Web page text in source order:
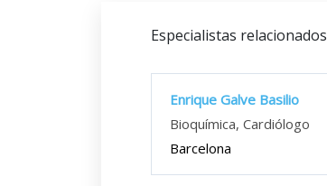
Especialistas relacionados
Enrique Galve Basilio
Bioquímica, Cardiólogo
Barcelona